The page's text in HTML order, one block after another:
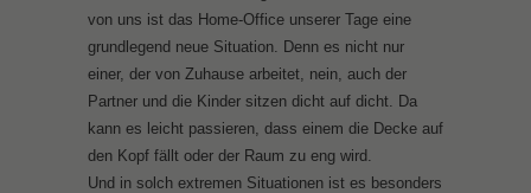
von uns ist das Home-Office unserer Tage eine
grundlegend neue Situation. Denn es nicht nur
einer, der von Zuhause arbeitet, nein, auch der
Partner und die Kinder sitzen dicht auf dicht. Da
kann es leicht passieren, dass einem die Decke auf
den Kopf fällt oder der Raum zu eng wird.
Und in solch extremen Situationen ist es besonders